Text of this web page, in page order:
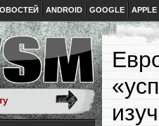
ANDROID GOOGLE APPLE